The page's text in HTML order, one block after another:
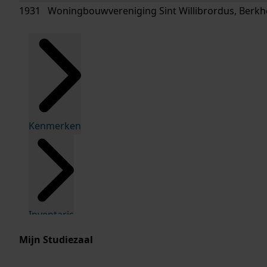
1931 Woningbouwvereniging Sint Willibrordus,
Kenmerken
Inventaris
Mijn Studiezaal